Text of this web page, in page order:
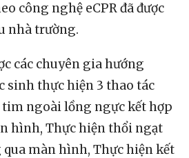
công nghệ eCPRđãđược
nhàtrường.
các chuyên giahướng
sinhthựchiện 3 thao tác
tim ngoàilồng ngựckếthợp
hình, Thựchiệnthổi ngạt
qua mànhình, Thựchiệnkết